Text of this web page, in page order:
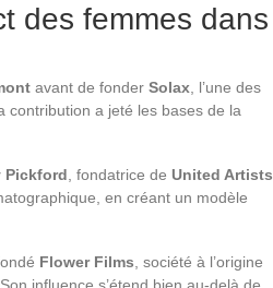
des femmes dans
avant de fonder Solax , l’une des
contribution a jeté les bases de la
Pickford , fondatrice de United Artists
en créant un modèle
Flower Films , société à l’origine
. Son influence s’étend bien au-delà de